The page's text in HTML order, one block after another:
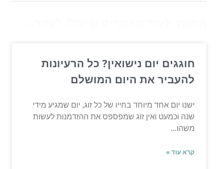
חוגגים יום נישואין? כל הרעיונות
להעביר את היום המושלם
ישנו יום אחד מיוחד בחייו של כל זוג, יום שמגיע מידי
שנה וכמעט ואין זוג שמפספס את ההזדמנות לעשות
משהו...
קרא עוד »